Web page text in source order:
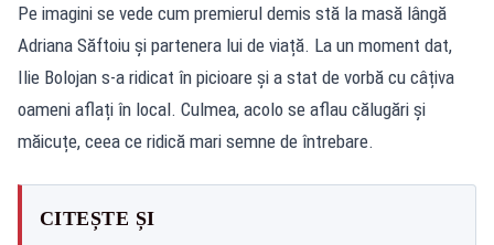
Pe imagini se vede cum premierul demis stă la masă lângă
Adriana Săftoiu și partenera lui de viață. La un moment dat,
Ilie Bolojan s-a ridicat în picioare și a stat de vorbă cu câțiva
oameni aflați în local. Culmea, acolo se aflau călugări și
măicuțe, ceea ce ridică mari semne de întrebare.
CITEȘTE ȘI